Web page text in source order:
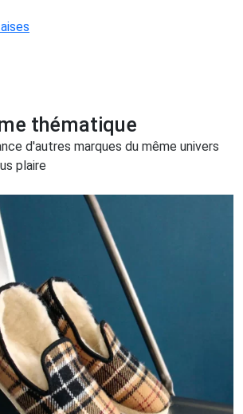
thématique
d'autres marques du même univers
plaire